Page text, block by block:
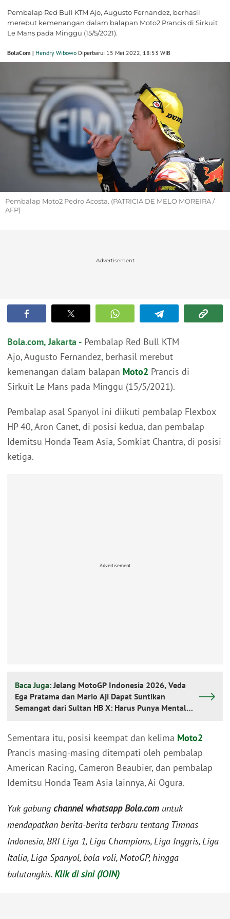
Pembalap Red Bull KTM Ajo, Augusto Fernandez, berhasil
merebut kemenangan dalam balapan Moto2 Prancis di Sirkuit
Le Mans pada Minggu (15/5/2021).
BolaCom | Hendry Wibowo Diperbarui 15 Mei 2022, 18:53 WIB
Pembalap Moto2 Pedro Acosta. (PATRICIA DE MELO MOREIRA /
AFP)
Advertisement
Bola.com, Jakarta - Pembalap Red Bull KTM
Ajo, Augusto Fernandez, berhasil merebut
kemenangan dalam balapan Moto2 Prancis di
Sirkuit Le Mans pada Minggu (15/5/2021).
Pembalap asal Spanyol ini diikuti pembalap Flexbox
HP 40, Aron Canet, di posisi kedua, dan pembalap
Idemitsu Honda Team Asia, Somkiat Chantra, di posisi
ketiga.
Advertisement
Baca Juga:Jelang MotoGP Indonesia 2026, Veda
Ega Pratama dan Mario Aji Dapat Suntikan
Semangat dari Sultan HB X: Harus Punya Mental
Sementara itu, posisi keempat dan kelima Moto2
Prancis masing-masing ditempati oleh pembalap
American Racing, Cameron Beaubier, dan pembalap
Idemitsu Honda Team Asia lainnya, Ai Ogura.
Yuk gabung channel whatsapp Bola.com untuk
mendapatkan berita-berita terbaru tentang Timnas
Indonesia, BRI Liga 1, Liga Champions, Liga Inggris, Liga
Italia, Liga Spanyol, bola voli, MotoGP, hingga
bulutangkis.Klik di sini (JOIN)